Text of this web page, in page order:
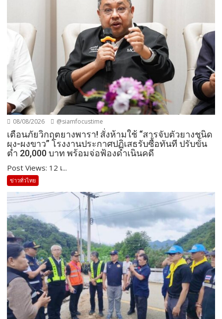
08/08/2026 @siamfocustime
เตือนภัยวิกฤตยางพารา! สั่งห้ามใช้ “สารจับตัวยางชนิด
ผง-ผงขาว” โรงงานประกาศปฏิเสธรับซื้อทันที ปรับขั้น
ต่ำ 20,000 บาท พร้อมจ่อฟ้องดำเนินคดี
Post Views: 12 เ...
ข่าวทั่วไทย